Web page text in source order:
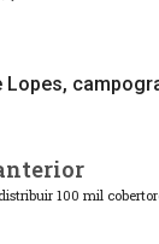
Lopes,